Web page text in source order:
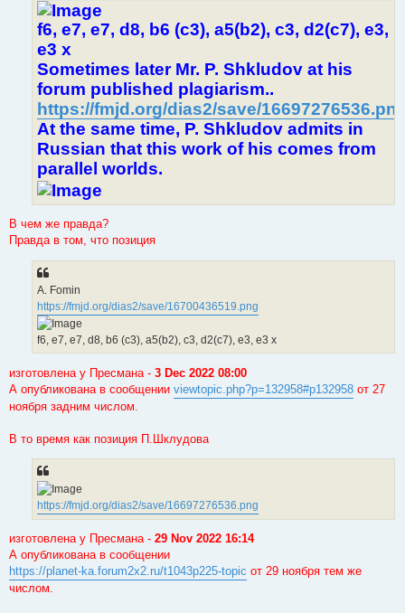
f6, e7, e7, d8, b6 (c3), a5(b2), c3, d2(c7), e3,
e3 x
Sometimes later Mr. P. Shkludov at his
forum published plagiarism..
https://fmjd.org/dias2/save/
At the same time, P. Shkludov admits in
Russian that this work of his comes from
parallel worlds.
В чем же правда?
Правда в том, что позиция
A. Fomin
https://fmjd.org/dias2/save/16700436519.png
f6, e7, e7, d8, b6 (c3), a5(b2), c3, d2(c7), e3, e3 x
изготовлена у Пресмана - 3 Dec 2022 08:00
А опубликована в сообщении viewtopic.php?p=132958#p132958 от 27
ноября задним числом.
В то время как позиция П.Шклудова
https://fmjd.org/dias2/save/16697276536.png
изготовлена у Пресмана - 29 Nov 2022 16:14
А опубликована в сообщении
https://planet-ka.forum2x2.ru/t1043p225-topic от 29 ноября тем же
числом.